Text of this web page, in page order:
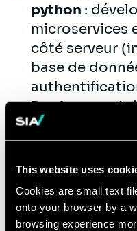
This website uses
Cookies are small text
onto your browser by a
browsing experience
python :
microservices
côté serveur
base de
Docker:
d'applications
production
Intégration
l'intégration
(rédaction de